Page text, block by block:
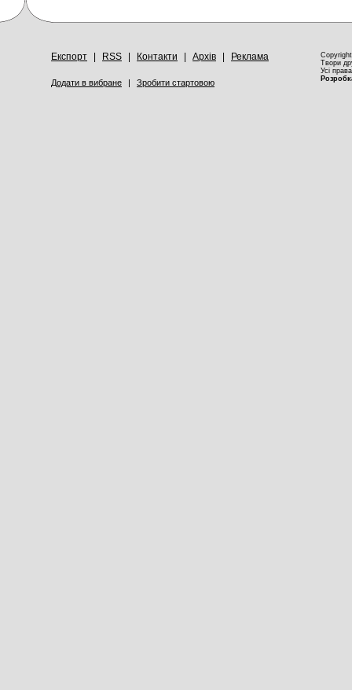
Твори
Усі
Експорт RSS Контакти Архів Реклама
Додати в вибране | Зробити стартовою